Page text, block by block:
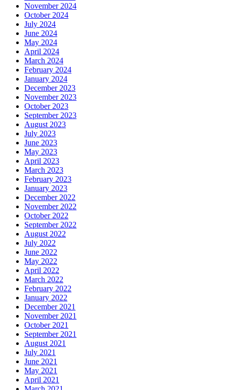
November 2024
October 2024
July 2024
June 2024
May 2024
April 2024
March 2024
February 2024
January 2024
December 2023
November 2023
October 2023
September 2023
August 2023
July 2023
June 2023
May 2023
April 2023
March 2023
February 2023
January 2023
December 2022
November 2022
October 2022
September 2022
August 2022
July 2022
June 2022
May 2022
April 2022
March 2022
February 2022
January 2022
December 2021
November 2021
October 2021
September 2021
August 2021
July 2021
June 2021
May 2021
April 2021